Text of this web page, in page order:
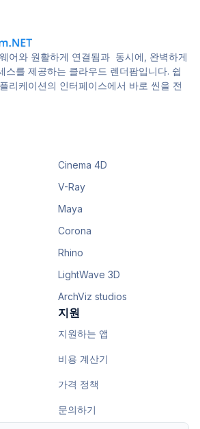
어와 원활하게 연결됨과 동시에, 완벽하게
스를 제공하는 클라우드 렌더팜입니다. 쉽
리케이션의 인터페이스에서 바로 씬을 전
Cinema 4D
V-Ray
Maya
Corona
Rhino
LightWave 3D
ArchViz studios
지원
지원하는 앱
비용 계산기
가격 정책
문의하기